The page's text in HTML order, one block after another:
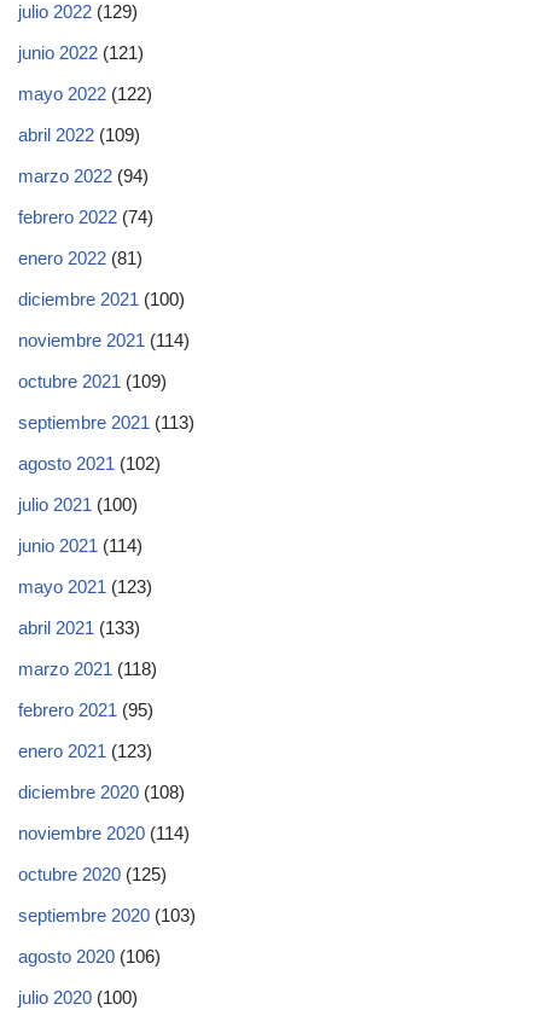
julio 2022 (129)
junio 2022 (121)
mayo 2022 (122)
abril 2022 (109)
marzo 2022 (94)
febrero 2022 (74)
enero 2022 (81)
diciembre 2021 (100)
noviembre 2021 (114)
octubre 2021 (109)
septiembre 2021 (113)
agosto 2021 (102)
julio 2021 (100)
junio 2021 (114)
mayo 2021 (123)
abril 2021 (133)
marzo 2021 (118)
febrero 2021 (95)
enero 2021 (123)
diciembre 2020 (108)
noviembre 2020 (114)
octubre 2020 (125)
septiembre 2020 (103)
agosto 2020 (106)
julio 2020 (100)